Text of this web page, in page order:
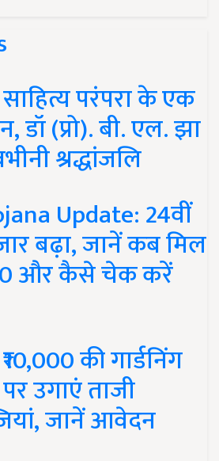
परंपरा के एक
(प्रो). बी. एल. झा
श्रद्धांजलि
Update: 24वीं
बढ़ा, जानें कब मिल
और कैसे चेक करें
की गार्डनिंग
उगाएं ताजी
जानें आवेदन